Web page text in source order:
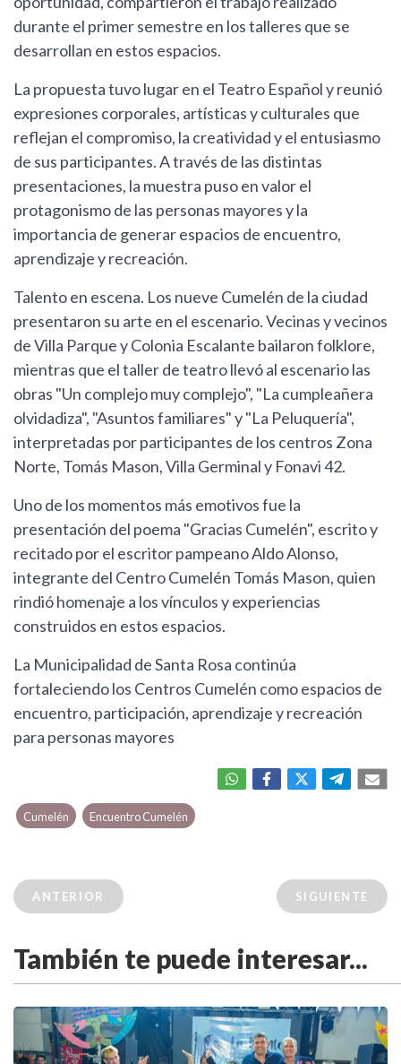
durante el primer semestre en los talleres que se
desarrollan en estos espacios.
La propuesta tuvo lugar en el Teatro Español y reunió
expresiones corporales, artísticas y culturales que
reflejan el compromiso, la creatividad y el entusiasmo
de sus participantes. A través de las distintas
presentaciones, la muestra puso en valor el
protagonismo de las personas mayores y la
importancia de generar espacios de encuentro,
aprendizaje y recreación.
Talento en escena. Los nueve Cumelén de la ciudad
presentaron su arte en el escenario. Vecinas y vecinos
de Villa Parque y Colonia Escalante bailaron folklore,
mientras que el taller de teatro llevó al escenario las
obras "Un complejo muy complejo", "La cumpleañera
olvidadiza", "Asuntos familiares" y "La Peluquería",
interpretadas por participantes de los centros Zona
Norte, Tomás Mason, Villa Germinal y Fonavi 42.
Uno de los momentos más emotivos fue la
presentación del poema "Gracias Cumelén", escrito y
recitado por el escritor pampeano Aldo Alonso,
integrante del Centro Cumelén Tomás Mason, quien
rindió homenaje a los vínculos y experiencias
construidos en estos espacios.
La Municipalidad de Santa Rosa continúa
fortaleciendo los Centros Cumelén como espacios de
encuentro, participación, aprendizaje y recreación
para personas mayores
Cumelén Encuentro Cumelén
ANTERIOR SIGUIENTE
También te puede interesar...